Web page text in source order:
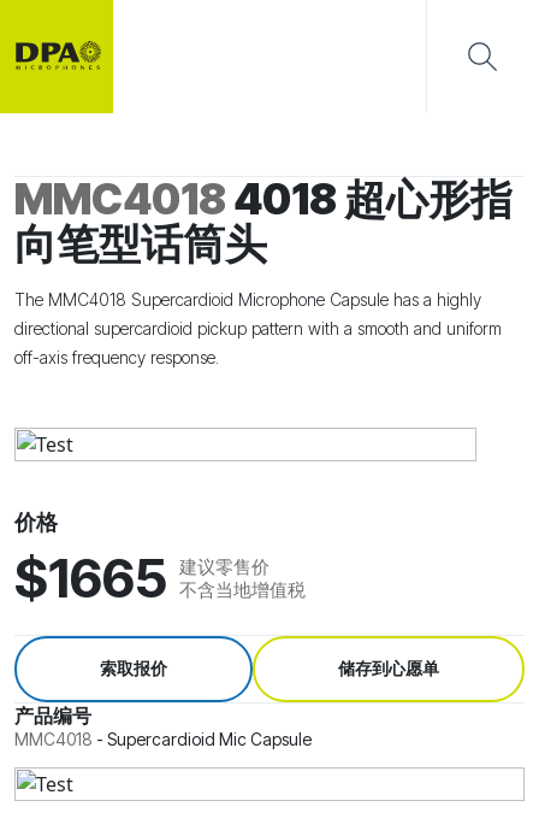
MMC40184018 超心形指
向笔型话筒头
The MMC4018 Supercardioid Microphone Capsule has a highly
directional supercardioid pickup pattern with a smooth and uniform
off-axis frequency response.
价格
$1665 建议零售价
不含当地增值税
索取报价 储存到心愿单
产品编号
MMC4018 - Supercardioid Mic Capsule